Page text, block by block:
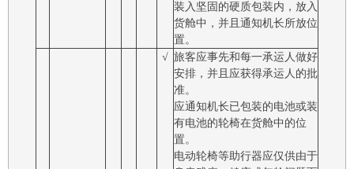
装入坚固的硬质包装内，放入
货舱中，并且通知机长所放位
置。
√ 旅客应事先和每一承运人做好
安排，并且应获得承运人的批
准。
应通知机长已包装的电池或装
有电池的轮椅在货舱中的位
置。
电动轮椅等助行器应仅供由于